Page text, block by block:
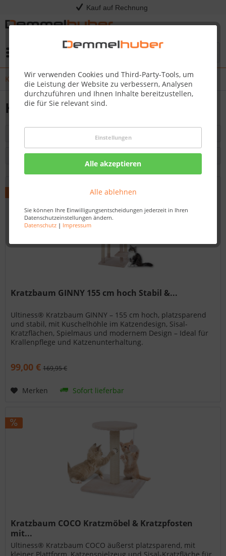
Kauf auf Rechnung
Wir verwenden Cookies und Third-Party-Tools, um
die Leistung der Website zu verbessern, Analysen
durchzuführen und Ihnen Inhalte bereitzustellen,
die für Sie relevant sind.
Einstellungen
Alle akzeptieren
Alle ablehnen
Sie können Ihre Einwilligungsentscheidungen jederzeit in Ihren
Datenschutzeinstellungen ändern.
Datenschutz| Impressum
Kratzbäume & Katzenhäuser
Kratzbäume & Katzenhäuser
Kratzbaum GINNY 155 cm hoch Stabil &...
Ultiness® Kratzbaum GINNY – 155 cm hoch, platzsparend
und stabil, mit Kuschelhöhle im Katzendesign, Sisal-
Kratzflächen, Spielmaus und modernem Design – Ideal für
Krallenpflege und Katzenunterhaltung.
99,00 € 169,95 €
Merken Sofort lieferbar
Kratzbaum COCO Kratzmöbel & Kratzpfosten
mit...
Ultiness® Kratzbaum COCO äußerst platzsparend, mit